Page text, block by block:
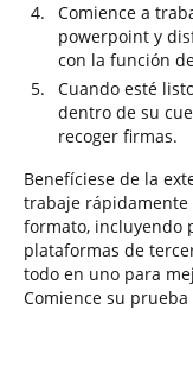
Comience a
powerpoint y
con la función
Cuando esté
dentro de su
recoger firmas.
Benefíciese de la
trabaje
formato, incluyendo
plataformas de
todo en uno para
Comience su